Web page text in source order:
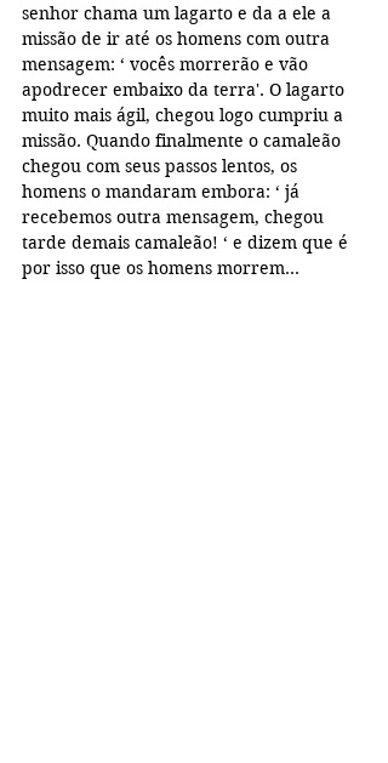
senhor chama um lagarto e da a ele a
missão de ir até os homens com outra
mensagem: ‘ vocês morrerão e vão
apodrecer embaixo da terra'. O lagarto
muito mais ágil, chegou logo cumpriu a
missão. Quando finalmente o camaleão
chegou com seus passos lentos, os
homens o mandaram embora: ‘ já
recebemos outra mensagem, chegou
tarde demais camaleão! ‘ e dizem que é
por isso que os homens morrem...